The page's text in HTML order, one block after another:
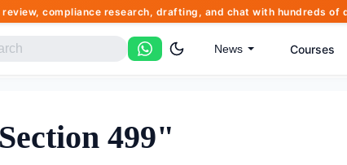
compliance research, drafting, and chat with hundreds of
News Courses
499"